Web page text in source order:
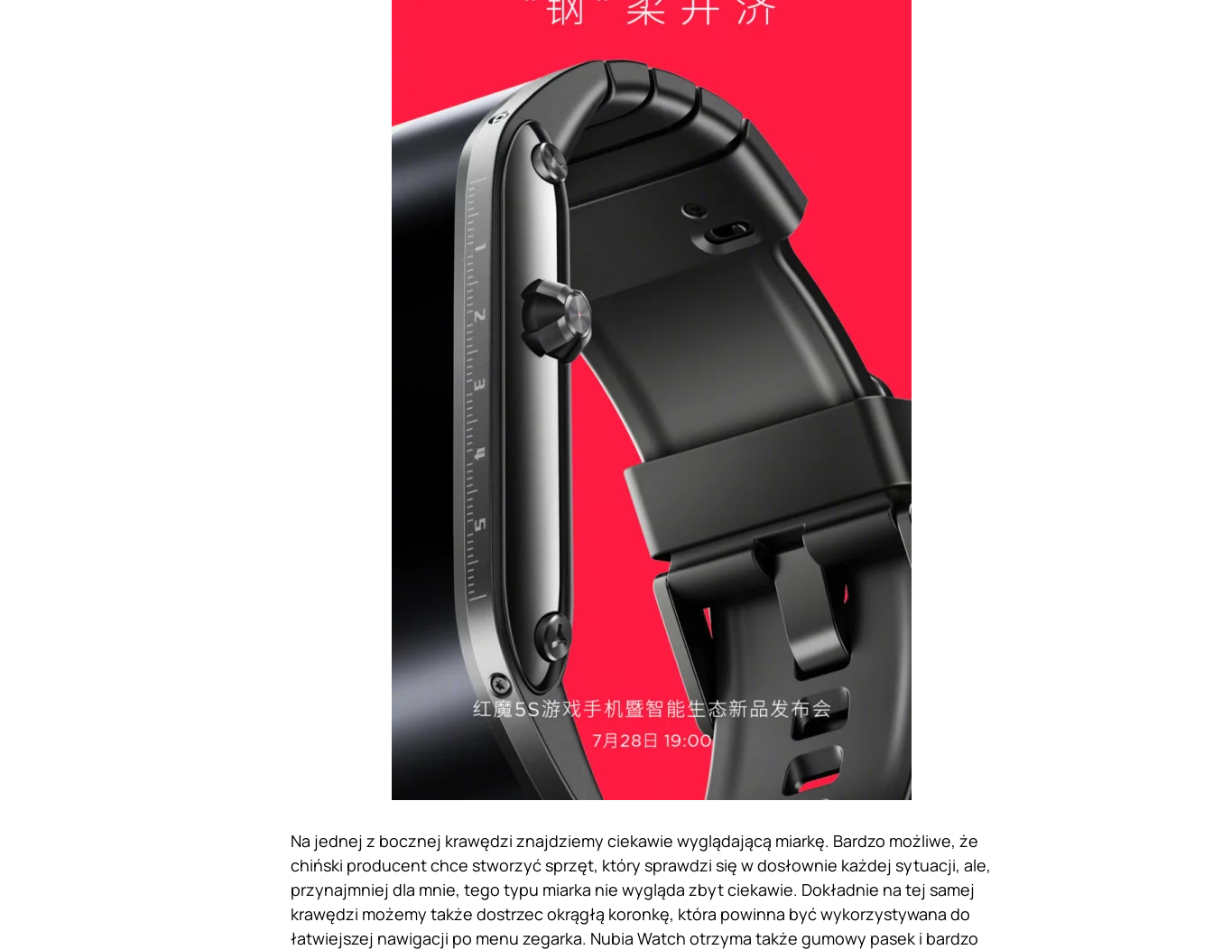
Na jednej z bocznej krawędzi znajdziemy ciekawie wyglądającą miarkę. Bardzo możliwe, że
chiński producent chce stworzyć sprzęt, który sprawdzi się w dosłownie każdej sytuacji, ale,
przynajmniej dla mnie, tego typu miarka nie wygląda zbyt ciekawie. Dokładnie na tej samej
krawędzi możemy także dostrzec okrągłą koronkę, która powinna być wykorzystywana do
łatwiejszej nawigacji po menu zegarka. Nubia Watch otrzyma także gumowy pasek i bardzo